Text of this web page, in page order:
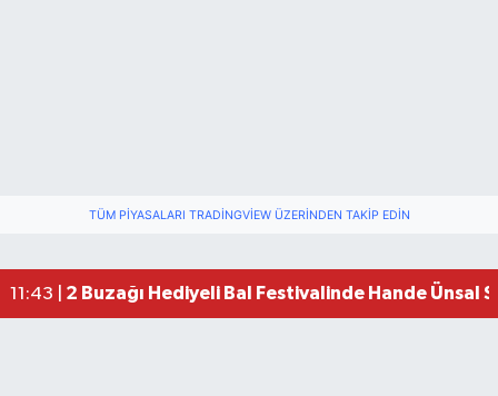
TÜM PIYASALARI TRADINGVIEW ÜZERINDEN TAKIP EDIN
11:43 | 2 Buzağı Hediyeli Bal Festivalinde Hande Ünsal